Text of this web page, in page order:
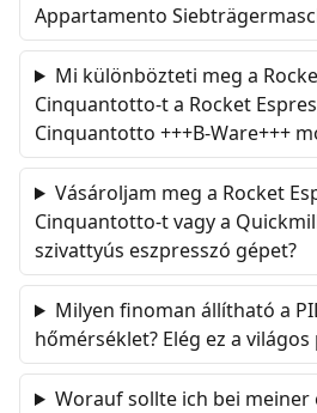
Appartamento
Mi különbözteti meg a
Cinquantotto-t a Rocket
Cinquantotto +++B-Ware+++
Vásároljam meg a Rocket
Cinquantotto-t vagy a
szivattyús eszpresszó gépet?
Milyen finoman állítható a
hőmérséklet? Elég ez a
Worauf sollte ich bei meiner